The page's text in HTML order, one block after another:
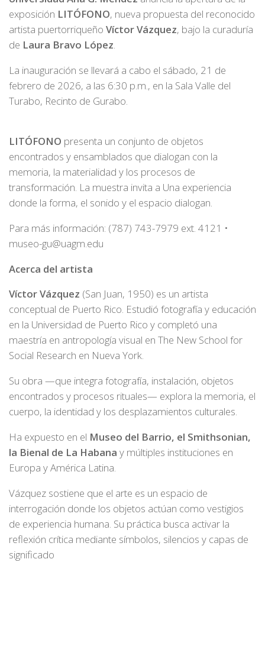
exposición LITÓFONO, nueva propuesta del reconocido
artista puertorriqueño Víctor Vázquez, bajo la curaduría
de Laura Bravo López.
La inauguración se llevará a cabo el sábado, 21 de
febrero de 2026, a las 6:30 p.m., en la Sala Valle del
Turabo, Recinto de Gurabo.
LITÓFONO presenta un conjunto de objetos
encontrados y ensamblados que dialogan con la
memoria, la materialidad y los procesos de
transformación. La muestra invita a Una experiencia
donde la forma, el sonido y el espacio dialogan.
Para más información: (787) 743-7979 ext. 4121 •
museo-gu@uagm.edu
Acerca del artista
Víctor Vázquez (San Juan, 1950) es un artista
conceptual de Puerto Rico. Estudió fotografía y educación
en la Universidad de Puerto Rico y completó una
maestría en antropología visual en The New School for
Social Research en Nueva York.
Su obra —que integra fotografía, instalación, objetos
encontrados y procesos rituales— explora la memoria, el
cuerpo, la identidad y los desplazamientos culturales.
Ha expuesto en el Museo del Barrio, el Smithsonian,
la Bienal de La Habana y múltiples instituciones en
Europa y América Latina.
Vázquez sostiene que el arte es un espacio de
interrogación donde los objetos actúan como vestigios
de experiencia humana. Su práctica busca activar la
reflexión crítica mediante símbolos, silencios y capas de
significado